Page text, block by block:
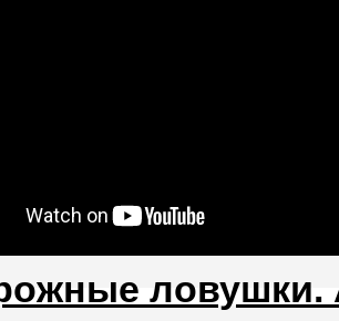
ловушки.